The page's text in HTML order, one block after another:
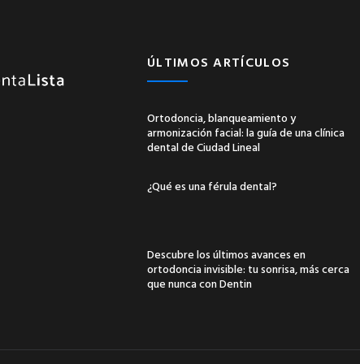
ÚLTIMOS ARTÍCULOS
Ortodoncia, blanqueamiento y
armonización facial: la guía de una clínica
dental de Ciudad Lineal
¿Qué es una férula dental?
Descubre los últimos avances en
ortodoncia invisible: tu sonrisa, más cerca
que nunca con Dentin